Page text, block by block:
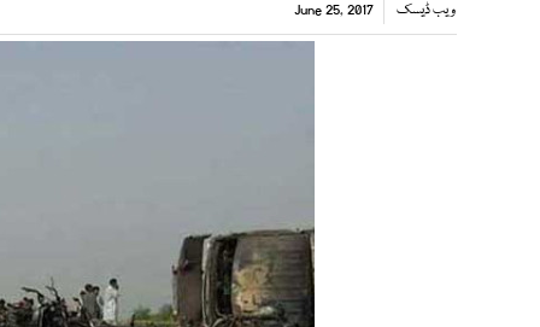
ویب ڈیسک June 25, 2017